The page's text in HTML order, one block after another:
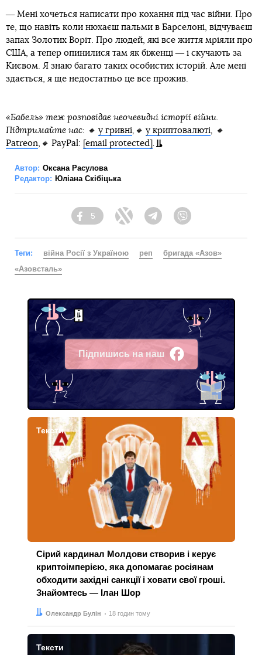
― Мені хочеться написати про кохання під час війни. Про
те, що навіть коли нюхаєш пальми в Барселоні, відчуваєш
запах Золотих Воріт. Про людей, які все життя мріяли про
США, а тепер опинилися там як біженці ― і скучають за
Києвом. Я знаю багато таких особистих історій. Але мені
здається, я ще недостатньо це все прожив.
«Бабель» теж розповідає неочевидні історії війни.
Підтримайте нас: 🔸 у гривні,🔸 у криптовалюті, 🔸
Patreon, 🔸 PayPal: [email protected] .
Автор: Оксана Расулова
Редактор: Юліана Скібіцька
Facebook
5
Twitter Telegram
Теги: війна Росії з Україною реп
бригада «Азов»
«Азовсталь»
Підпишись на наш
Facebook
Тексти
Сірий кардинал Молдови створив і керує
криптоімперією, яка допомагає росіянам
обходити західні санкції і ховати свої гроші.
Знайомтесь — Ілан Шор
Автор:
Олександр Булін
Дата: 18 годин тому
Тексти